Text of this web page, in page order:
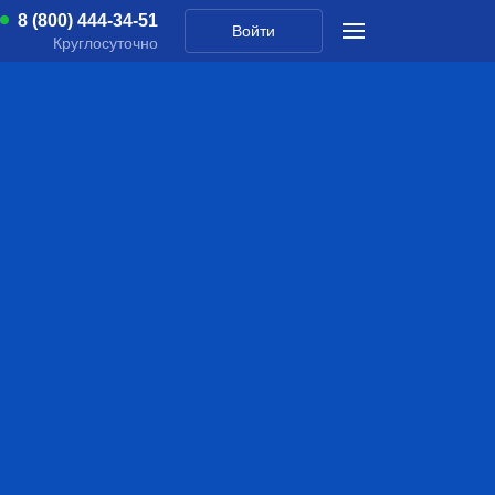
8 (800) 444-34-51
Круглосуточно
Войти